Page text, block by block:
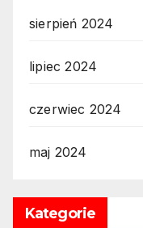
sierpień 2024
lipiec 2024
czerwiec 2024
maj 2024
Kategorie